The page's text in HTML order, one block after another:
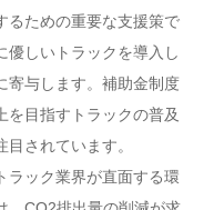
るための重要な支援策で
優しいトラックを導入し
寄与します。補助金制度
を目指すトラックの普及
されています。
ラック業界が直面する環